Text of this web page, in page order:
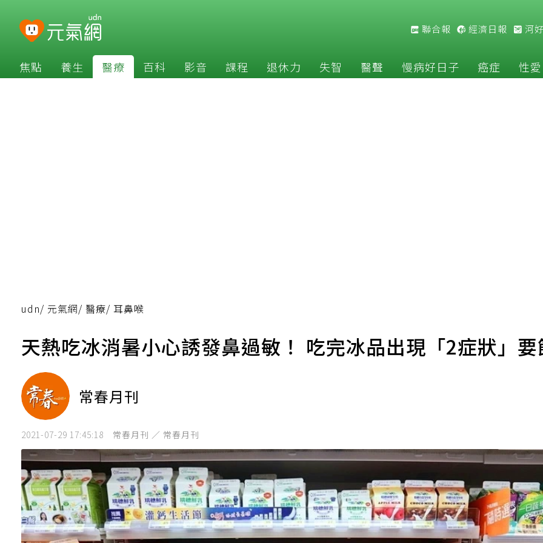
聯合報 經濟日報 河
焦點 養生 醫療 百科 影音 課程 退休力 失智 醫聲 慢病好日子 癌症 性愛
udn/ 元氣網/ 醫療/ 耳鼻喉
天熱吃冰消暑小心誘發鼻過敏！ 吃完冰品出現「2症狀」
常春月刊
2021-07-29 17:45:18 常春月刊 ／ 常春月刊